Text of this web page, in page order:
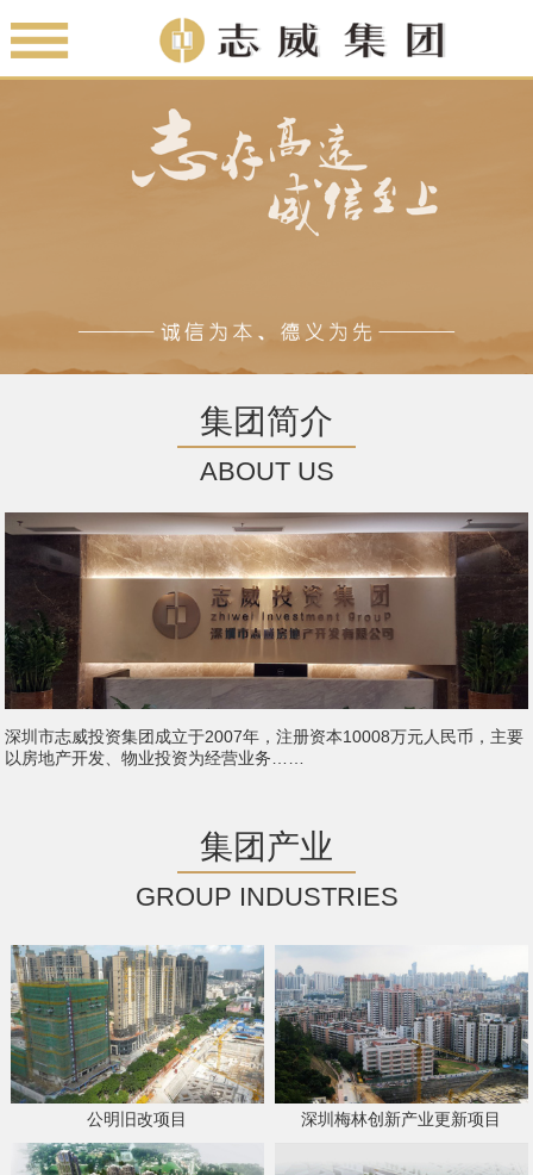
集团简介
ABOUT US
深圳市志威投资集团成立于2007年，注册资本10008万元人民币，主要
以房地产开发、物业投资为经营业务……
集团产业
GROUP INDUSTRIES
公明旧改项目 深圳梅林创新产业更新项目